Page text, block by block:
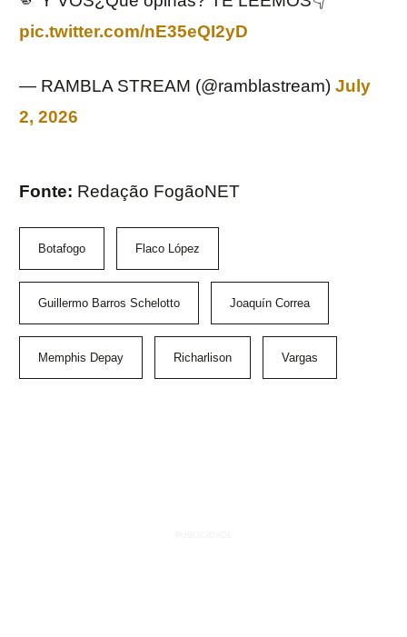
pic.twitter.com/nE35eQI2yD
— RAMBLA STREAM (@ramblastream) July
2, 2026
Fonte: Redação FogãoNET
Botafogo Flaco López
Guillermo Barros Schelotto Joaquín Correa
Memphis Depay Richarlison Vargas